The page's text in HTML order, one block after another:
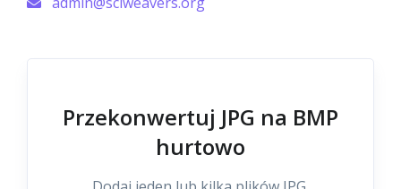
Przekonwertuj JPG na BMP
hurtowo